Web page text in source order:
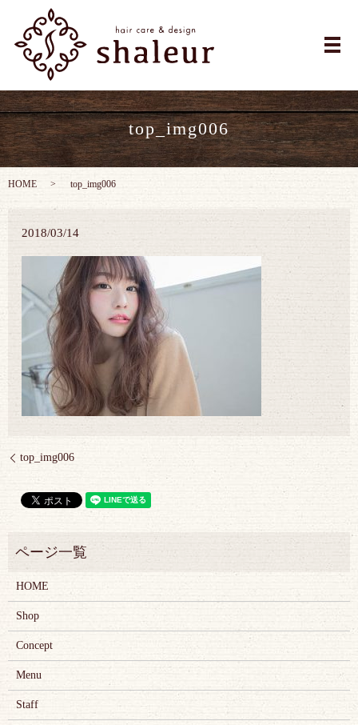
メ
top_img006
HOME top_img006
2018/03/14
top_img006
HOME
Shop
Concept
Menu
Staff